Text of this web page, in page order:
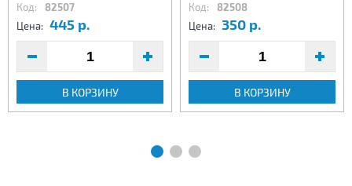
Код: 82507
Цена: 445 р.
В КОРЗИНУ
Код: 82508
Цена: 350 р.
В КОРЗИНУ